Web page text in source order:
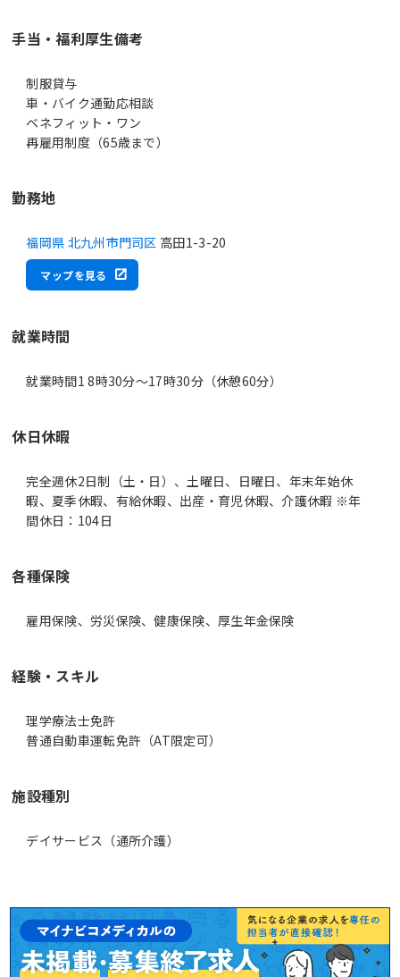
手当・福利厚生備考
制服貸与
車・バイク通勤応相談
ベネフィット・ワン
再雇用制度（65歳まで）
勤務地
福岡県 北九州市門司区 高田1-3-20
マップを見る
就業時間
就業時間1 8時30分〜17時30分（休憩60分）
休日休暇
完全週休2日制（土・日）、土曜日、日曜日、年末年始休
暇、夏季休暇、有給休暇、出産・育児休暇、介護休暇 ※年
間休日：104日
各種保険
雇用保険、労災保険、健康保険、厚生年金保険
経験・スキル
理学療法士免許
普通自動車運転免許（AT限定可）
施設種別
デイサービス（通所介護）